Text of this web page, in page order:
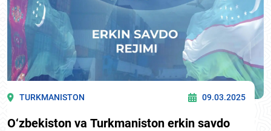
TURKMANISTON 09.03.2025
O‘zbekiston va Turkmaniston erkin savdo